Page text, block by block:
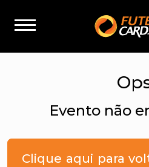
Evento não
Clique aqui para